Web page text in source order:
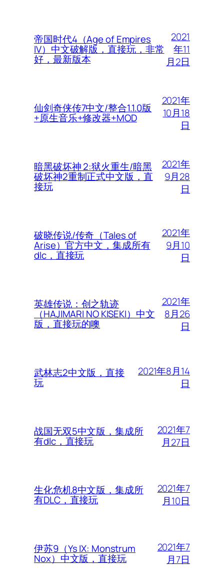
帝国时代4（Age of Empires
IV）中文破解版，直接玩，非常
好，最新版本
2021
年11
月2日
仙剑奇侠传7中文/整合1.1.0版
+原生音乐+修改器+MOD
2021年
10月18
日
暗黑破坏神 2:狱火重生/暗黑
破坏神2重制正式中文版，直
接玩
2021年
9月28
日
破晓传说/传奇（Tales of
Arise）官方中文，集成所有
dlc，直接玩
2021年
9月10
日
英雄传说：创之轨迹
（HAJIMARI NO KISEKI）中文
版，直接玩的噢
2021年
8月26
日
武林志2中文版，直接
玩
2021年8月14
日
战国无双5中文版，集成所
有dlc，直接玩
2021年7
月27日
生化危机8中文版，集成所
有DLC，直接玩
2021年7
月10日
伊苏9（Ys IX: Monstrum
Nox）中文版，直接玩
2021年7
月7日